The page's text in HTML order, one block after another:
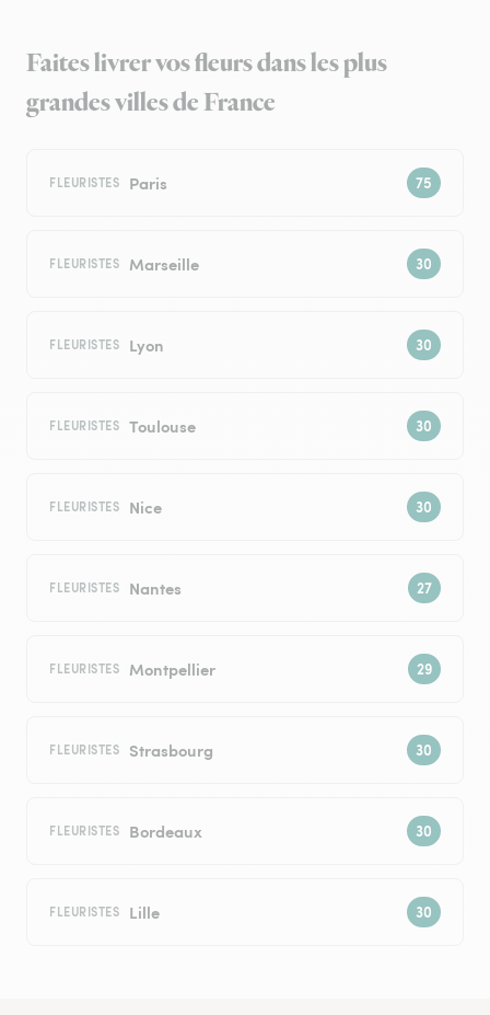
Faites livrer vos fleurs dans les plus
grandes villes de France
FLEURISTES Paris
FLEURISTES Marseille
FLEURISTES Lyon
FLEURISTES Toulouse
FLEURISTES Nice
FLEURISTES Nantes
FLEURISTES Montpellier
FLEURISTES Strasbourg
FLEURISTES Bordeaux
FLEURISTES Lille